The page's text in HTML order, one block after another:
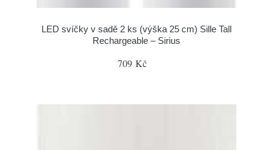
LED svíčky v sadě 2 ks (výška 25 cm) Sille Tall
Rechargeable – Sirius
709 Kč